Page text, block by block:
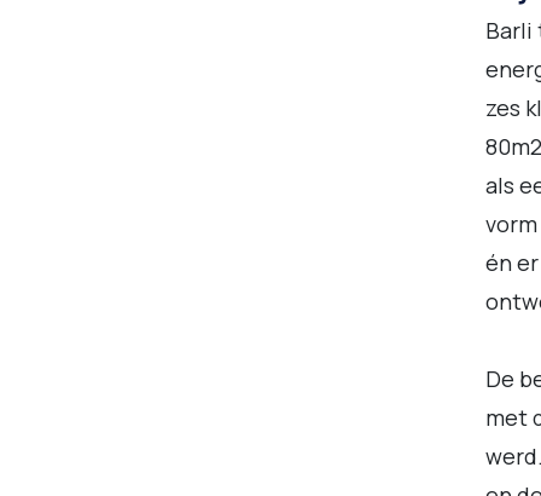
Barli
zes
als
én
De
met